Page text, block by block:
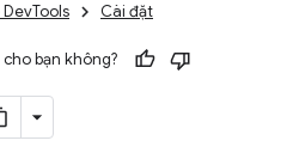
Cài đặt
bạn không?